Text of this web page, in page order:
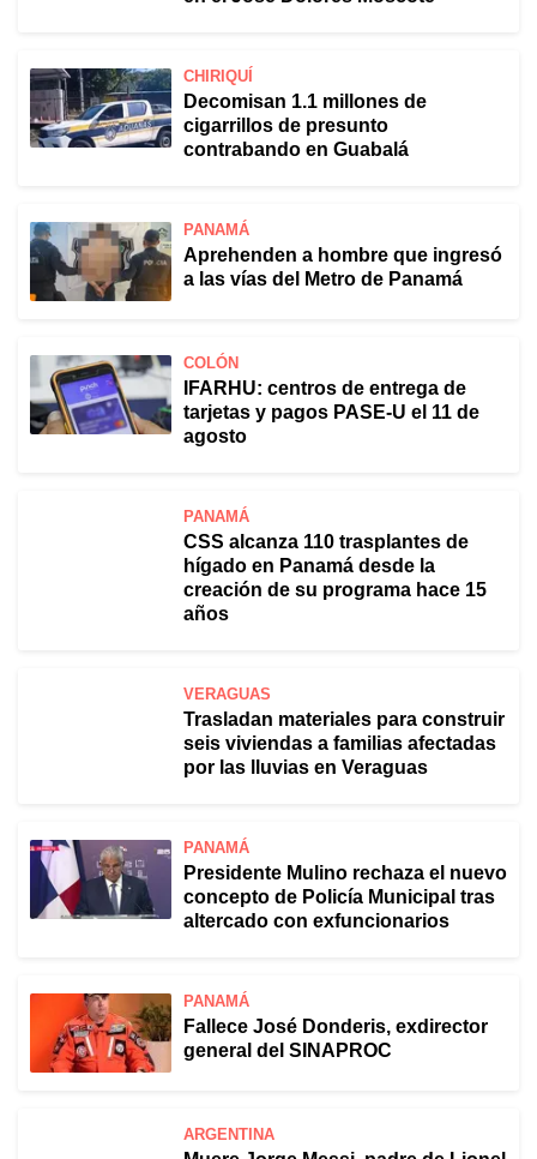
CHIRIQUÍ
Decomisan 1.1 millones de
cigarrillos de presunto
contrabando en Guabalá
PANAMÁ
Aprehenden a hombre que ingresó
a las vías del Metro de Panamá
COLÓN
IFARHU: centros de entrega de
tarjetas y pagos PASE-U el 11 de
agosto
PANAMÁ
CSS alcanza 110 trasplantes de
hígado en Panamá desde la
creación de su programa hace 15
años
VERAGUAS
Trasladan materiales para construir
seis viviendas a familias afectadas
por las lluvias en Veraguas
PANAMÁ
Presidente Mulino rechaza el nuevo
concepto de Policía Municipal tras
altercado con exfuncionarios
PANAMÁ
Fallece José Donderis, exdirector
general del SINAPROC
ARGENTINA